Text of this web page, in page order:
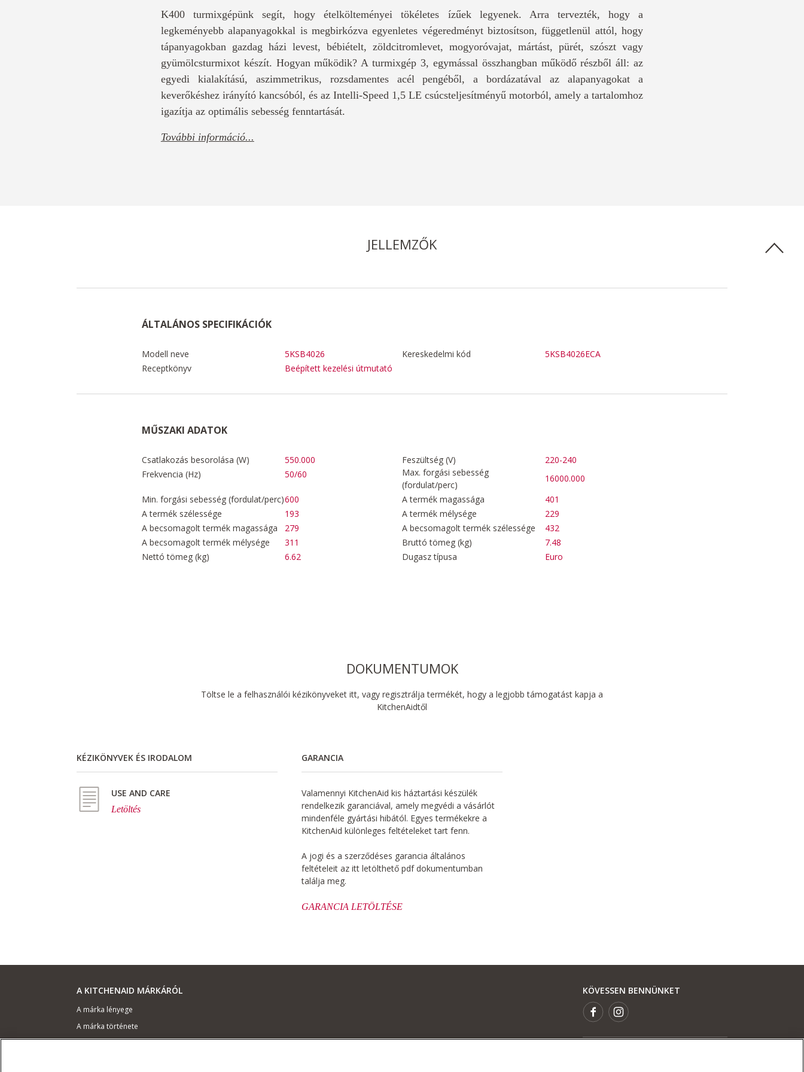
K400 turmixgépünk segít, hogy ételkölteményei tökéletes ízűek legyenek. Arra tervezték, hogy a
legkeményebb alapanyagokkal is megbirkózva egyenletes végeredményt biztosítson, függetlenül attól, hogy
tápanyagokban gazdag házi levest, bébiételt, zöldcitromlevet, mogyoróvajat, mártást, pürét, szószt vagy
gyümölcsturmixot készít. Hogyan működik? A turmixgép 3, egymással összhangban működő részből áll: az
egyedi kialakítású, aszimmetrikus, rozsdamentes acél pengéből, a bordázatával az alapanyagokat a
keverőkéshez irányító kancsóból, és az Intelli-Speed 1,5 LE csúcsteljesítményű motorból, amely a tartalomhoz
igazítja az optimális sebesség fenntartását.
További információ...
JELLEMZŐK
ÁLTALÁNOS SPECIFIKÁCIÓK
Modell neve 5KSB4026 Kereskedelmi kód
5KSB4026ECA
Receptkönyv
Beépített kezelési útmutató
MŰSZAKI ADATOK
Csatlakozás besorolása (W) 550.000 Feszültség (V)
220-240
Frekvencia (Hz)
50/60
Max. forgási sebesség
(fordulat/perc)
16000.000
Min. forgási sebesség (fordulat/perc)600 A termék magassága
401
A termék szélessége
193 A termék mélysége
229
A becsomagolt termék magassága
279 A becsomagolt termék szélessége
432
A becsomagolt termék mélysége
311 Bruttó tömeg (kg)
7.48
Nettó tömeg (kg)
6.62 Dugasz típusa Euro
DOKUMENTUMOK
Töltse le a felhasználói kézikönyveket itt, vagy regisztrálja termékét, hogy a legjobb támogatást kapja a
KitchenAidtől
KÉZIKÖNYVEK ÉS IRODALOM
USE AND CARE
Letöltés
GARANCIA
Valamennyi KitchenAid kis háztartási készülék
rendelkezik garanciával, amely megvédi a vásárlót
mindenféle gyártási hibától. Egyes termékekre a
KitchenAid különleges feltételeket tart fenn.
A jogi és a szerződéses garancia általános
feltételeit az itt letölthető pdf dokumentumban
találja meg.
GARANCIA LETÖLTÉSE
A KITCHENAID MÁRKÁRÓL
A márka lényege
A márka története
KÖVESSEN BENNÜNKET